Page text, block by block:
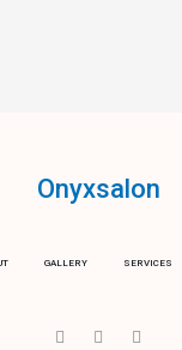
Onyxsalon
GALLERY SERVICES
I
c
T
w
Y
o